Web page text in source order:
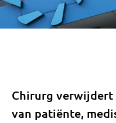
Chirurg
van patiënte,